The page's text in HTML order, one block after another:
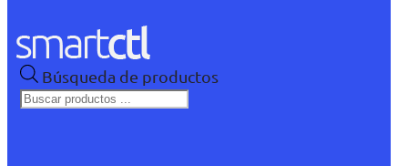
Búsqueda de productos